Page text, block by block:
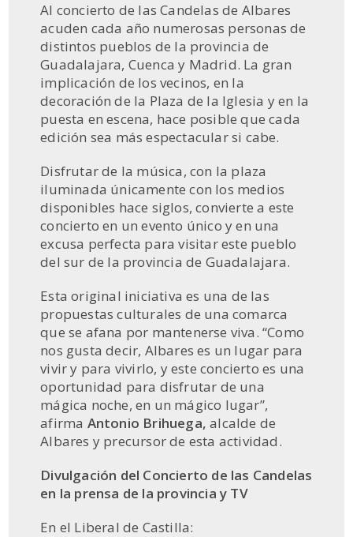
Al concierto de las Candelas de Albares
acuden cada año numerosas personas de
distintos pueblos de la provincia de
Guadalajara, Cuenca y Madrid. La gran
implicación de los vecinos, en la
decoración de la Plaza de la Iglesia y en la
puesta en escena, hace posible que cada
edición sea más espectacular si cabe.
Disfrutar de la música, con la plaza
iluminada únicamente con los medios
disponibles hace siglos, convierte a este
concierto en un evento único y en una
excusa perfecta para visitar este pueblo
del sur de la provincia de Guadalajara.
Esta original iniciativa es una de las
propuestas culturales de una comarca
que se afana por mantenerse viva. “Como
nos gusta decir, Albares es un lugar para
vivir y para vivirlo, y este concierto es una
oportunidad para disfrutar de una
mágica noche, en un mágico lugar”,
afirma Antonio Brihuega, alcalde de
Albares y precursor de esta actividad.
Divulgación del Concierto de las Candelas
en la prensa de la provincia y TV
En el Liberal de Castilla: